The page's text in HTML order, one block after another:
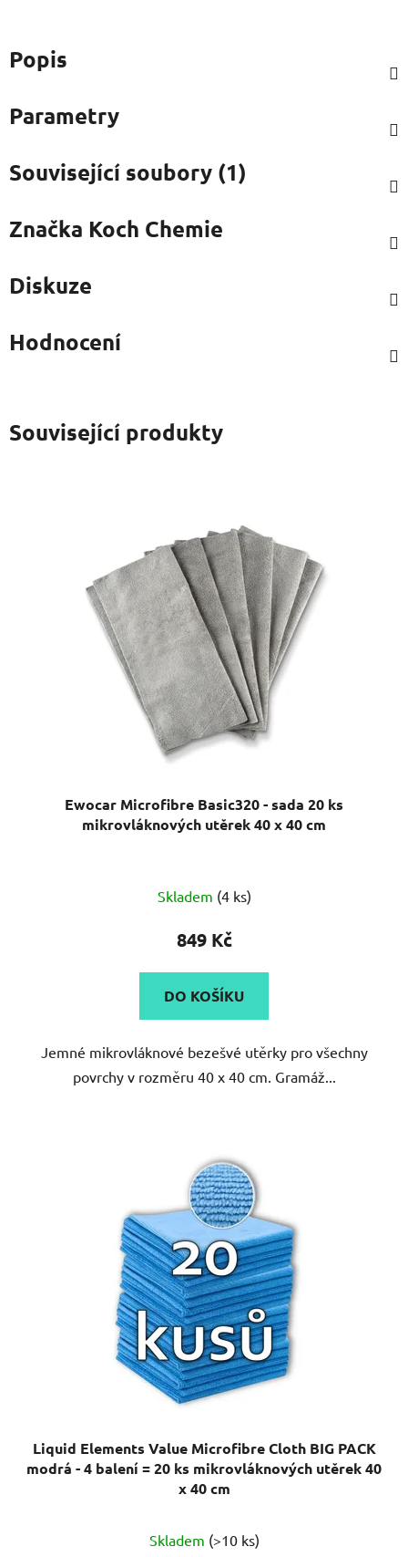
Popis
Parametry
Související soubory (1)
Značka Koch Chemie
Diskuze
Hodnocení
Související produkty
Ewocar Microfibre Basic320 - sada 20 ks
mikrovláknových utěrek 40 x 40 cm
hodnocení
produktu
5,0
z
hvězdiček.
Skladem (4 ks)
849 Kč
DO KOŠÍKU
Jemné mikrovláknové bezešvé utěrky pro všechny
povrchy v rozměru 40 x 40 cm. Gramáž...
Liquid Elements Value Microfibre Cloth BIG PACK
modrá - 4 balení = 20 ks mikrovláknových utěrek 40
x 40 cm
hodnocení
Skladem (>10 ks)